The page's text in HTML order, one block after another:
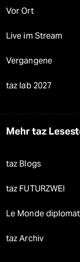
Vor Ort
Live im Stream
Vergangene
taz lab 2027
Mehr taz
taz Blogs
taz FUTURZWEI
Le Monde
taz Archiv